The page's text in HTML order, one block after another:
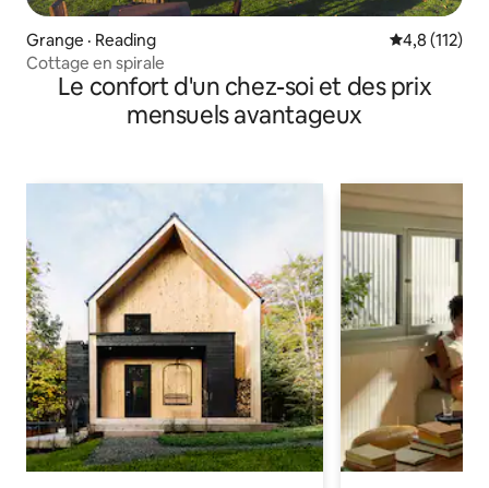
Grange · Reading Note
4,8 (112)
Cottage en spirale
Le confort d'un chez-soi et des prix
mensuels avantageux